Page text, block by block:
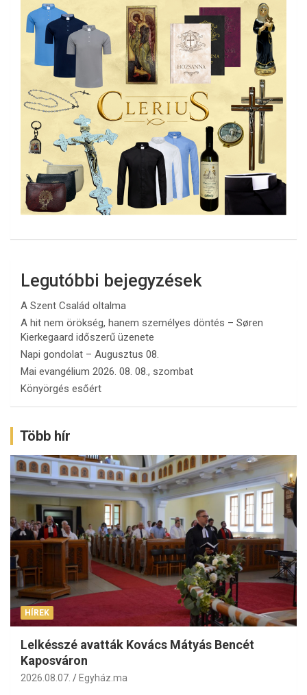
Legutóbbi bejegyzések
A Szent Család oltalma
A hit nem örökség, hanem személyes döntés – Søren
Kierkegaard időszerű üzenete
Napi gondolat – Augusztus 08.
Mai evangélium 2026. 08. 08., szombat
Könyörgés esőért
Több hír
HÍREK
Lelkésszé avatták Kovács Mátyás Bencét
Kaposváron
2026.08.07. Egyház.ma